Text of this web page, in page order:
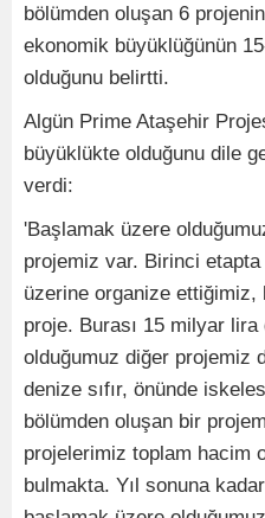
bölümden oluşan 6
ekonomik büyüklüğünün
olduğunu belirtti.
Algün Prime Ataşehir
büyüklükte olduğunu dile
verdi:
'Başlamak üzere
projemiz var. Birinci
üzerine organize ettiğimiz,
proje. Burası 15 milyar
olduğumuz diğer projemiz
denize sıfır, önünde
bölümden oluşan bir
projelerimiz toplam hacim
bulmakta. Yıl sonuna kadar